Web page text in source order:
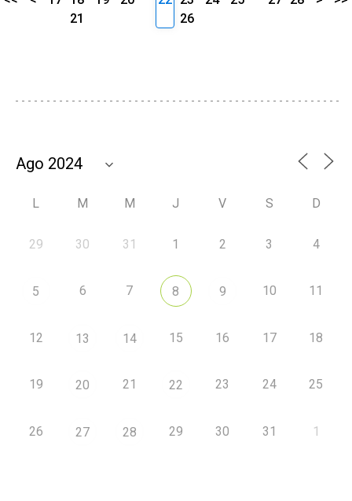
21
26
L M M J V S D
29 30 31 1 2 3 4
5 6 7 8 9 10 11
12 13 14 15 16 17 18
19 20 21 22 23 24 25
26 27 28 29 30 31 1